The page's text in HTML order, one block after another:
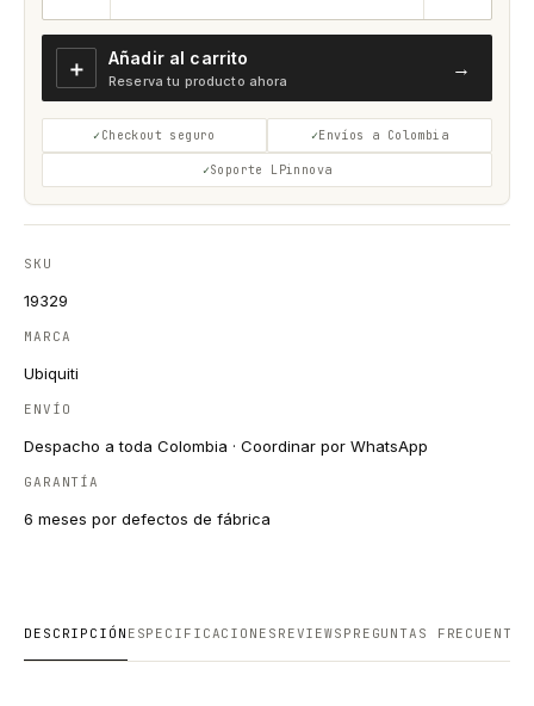
＋ Añadir al carrito
Reserva tu producto ahora
→
Checkout seguro Envíos a Colombia
Soporte LPinnova
SKU
19329
MARCA
Ubiquiti
ENVÍO
Despacho a toda Colombia · Coordinar por WhatsApp
GARANTÍA
6 meses por defectos de fábrica
DESCRIPCIÓN ESPECIFICACIONES REVIEWS PREGUNTAS FRECUENTES